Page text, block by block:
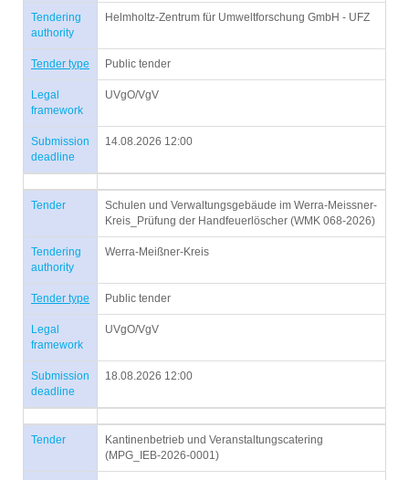
Tendering
authority
Helmholtz-Zentrum für Umweltforschung GmbH - UFZ
Tender type Public tender
Legal
framework
UVgO/VgV
Submission
deadline
14.08.2026 12:00
Tender
Schulen und Verwaltungsgebäude im Werra-Meissner-
Kreis_Prüfung der Handfeuerlöscher (WMK 068-2026)
Tendering
authority
Werra-Meißner-Kreis
Tender type Public tender
Legal
framework
UVgO/VgV
Submission
deadline
18.08.2026 12:00
Tender
Kantinenbetrieb und Veranstaltungscatering
(MPG_IEB-2026-0001)